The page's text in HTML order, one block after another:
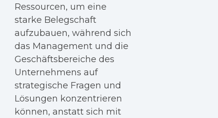
Ressourcen, um eine
starke Belegschaft
aufzubauen, während sich
das Management und die
Geschäftsbereiche des
Unternehmens auf
strategische Fragen und
Lösungen konzentrieren
können, anstatt sich mit